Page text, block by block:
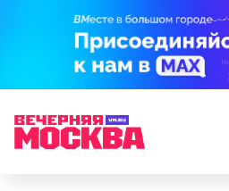
брынза;
растительное масло;
помидоры черри либо
гипоксию и ухудшение
предостерегла Соломатина.